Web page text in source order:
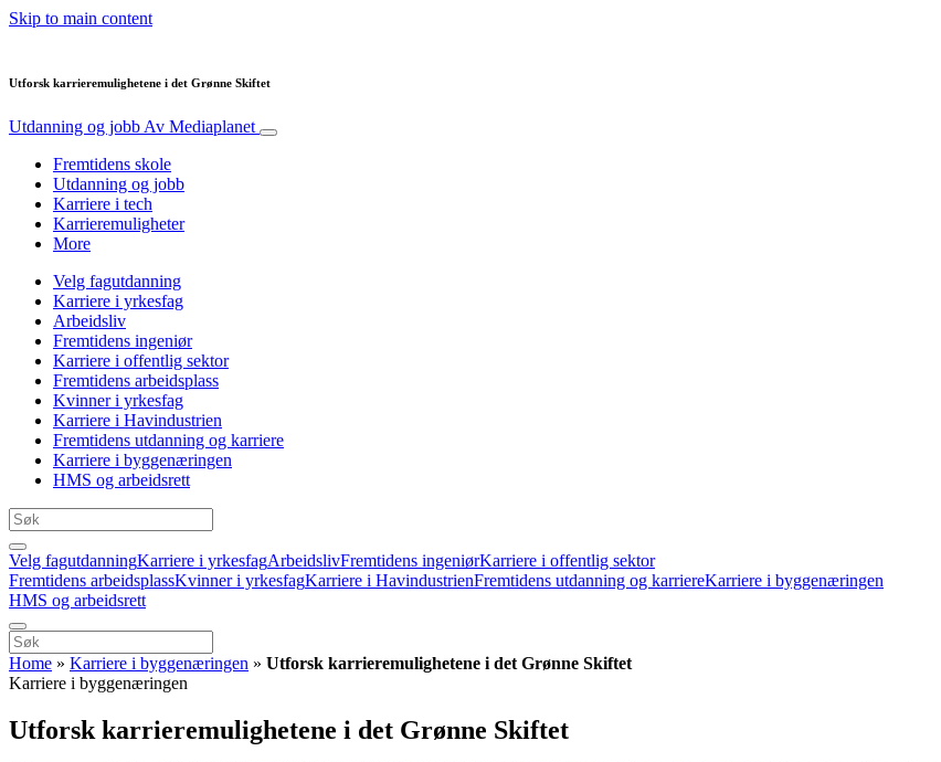
Skip to main content
Utforsk karrieremulighetene i det Grønne Skiftet
Utdanning og jobb Av Mediaplanet
Fremtidens skole
Utdanning og jobb
Karriere i tech
Karrieremuligheter
More
Velg fagutdanning
Karriere i yrkesfag
Arbeidsliv
Fremtidens ingeniør
Karriere i offentlig sektor
Fremtidens arbeidsplass
Kvinner i yrkesfag
Karriere i Havindustrien
Fremtidens utdanning og karriere
Karriere i byggenæringen
HMS og arbeidsrett
Velg fagutdanningKarriere i yrkesfagArbeidslivFremtidens ingeniørKarriere i offentlig sektor
Fremtidens arbeidsplassKvinner i yrkesfagKarriere i HavindustrienFremtidens utdanning og karriereKarriere i byggenæringen
HMS og arbeidsrett
Home » Karriere i byggenæringen » Utforsk karrieremulighetene i det Grønne Skiftet
Karriere i byggenæringen
Utforsk karrieremulighetene i det Grønne Skiftet